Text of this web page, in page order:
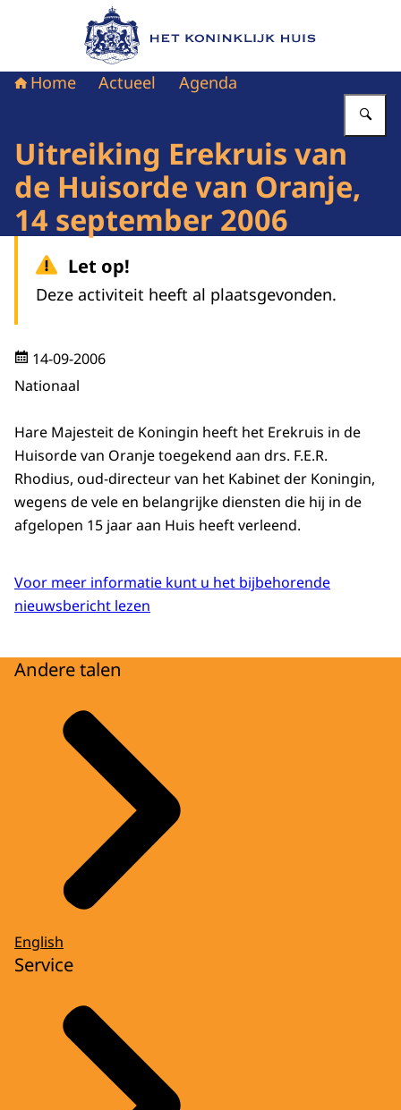
Naar de homepage van Het Koninklijk Huis
Home Actueel Agenda
Uitreiking Erekruis van
de Huisorde van Oranje,
14 september 2006
Let op!
Deze activiteit heeft al plaatsgevonden.
14-09-2006
Nationaal
Hare Majesteit de Koningin heeft het Erekruis in de
Huisorde van Oranje toegekend aan drs. F.E.R.
Rhodius, oud-directeur van het Kabinet der Koningin,
wegens de vele en belangrijke diensten die hij in de
afgelopen 15 jaar aan Huis heeft verleend.
Voor meer informatie kunt u het bijbehorende
nieuwsbericht lezen
Andere talen
English
Service